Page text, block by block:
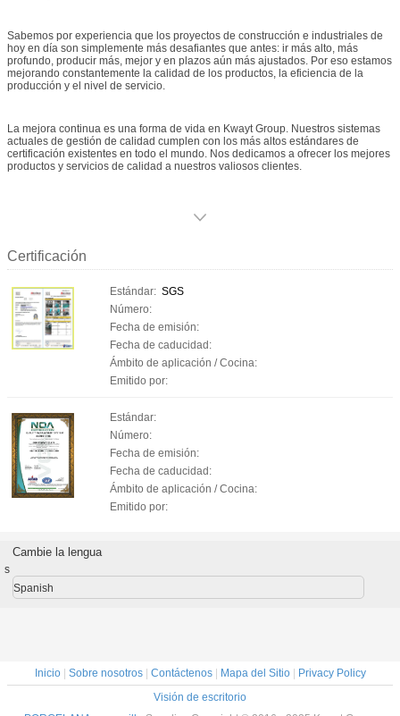
Sabemos por experiencia que los proyectos de construcción e industriales de
hoy en día son simplemente más desafiantes que antes: ir más alto, más
profundo, producir más, mejor y en plazos aún más ajustados. Por eso estamos
mejorando constantemente la calidad de los productos, la eficiencia de la
producción y el nivel de servicio.
La mejora continua es una forma de vida en Kwayt Group. Nuestros sistemas
actuales de gestión de calidad cumplen con los más altos estándares de
certificación existentes en todo el mundo. Nos dedicamos a ofrecer los mejores
productos y servicios de calidad a nuestros valiosos clientes.
Certificación
Estándar: SGS
Número:
Fecha de emisión:
Fecha de caducidad:
Ámbito de aplicación / Cocina:
Emitido por:
Estándar:
Número:
Fecha de emisión:
Fecha de caducidad:
Ámbito de aplicación / Cocina:
Emitido por:
Cambie la lengua
s
Spanish
Inicio| Sobre nosotros| Contáctenos| Mapa del Sitio| Privacy Policy
Visión de escritorio